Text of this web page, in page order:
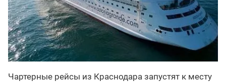
Чартерные рейсы из Краснодара запустят к месту